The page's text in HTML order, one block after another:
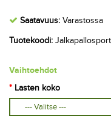
Saatavuus: Varastossa
Tuotekoodi:
Vaihtoehdot
Lasten koko